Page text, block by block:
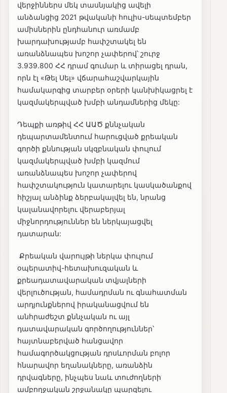
վերջիններս մեկ տասնյակից ավելի
անձանցից 2021 թվականի հուլիս-սեպտեմբեր
ամիսներին ընդհանուր առմամբ
խարդախությամբ հափշտակել են
առանձնապես խոշոր չափերով՝ շուրջ
3.939.800 ՀՀ դրամ գումար և տիրացել դրան,
որն էլ «Թել Սել» վճարահաշվարկային
համակարգից տարբեր օրերի կանխիկացրել է
կազմակերպված խմբի անդամներից մեկը:
Դեպքի առթիվ ՀՀ ԱԱԾ քննչական
դեպարտամենտում հարուցված քրեական
գործի քննության սկզբնական փուլում
կազմակերպված խմբի կազմում
առանձնապես խոշոր չափերով
հափշտակություն կատարելու կասկածանքով
հիշյալ անձինք ձերբակալվել են, նրանց
կալանավորելու վերաբերյալ
միջնորդություններ են ներկայացվել
դատարան:
Քրեական վարույթի ներկա փուլում
օպերատիվ-հետախուզական և
քրեադատավարական տվյալների
վերլուծության, համադրման ու գնահատման
արդյունքներով իրականացվում են
անհրաժեշտ քննչական ու այլ
դատավարական գործողություններ՝
հայտնաբերված հանցավոր
համագործակցության դրսևորման բոլոր
հնարավոր եղանակները, առանձին
դրվագները, ինչպես նաև տուժողների
ամբողջական շրջանակը պարզելու